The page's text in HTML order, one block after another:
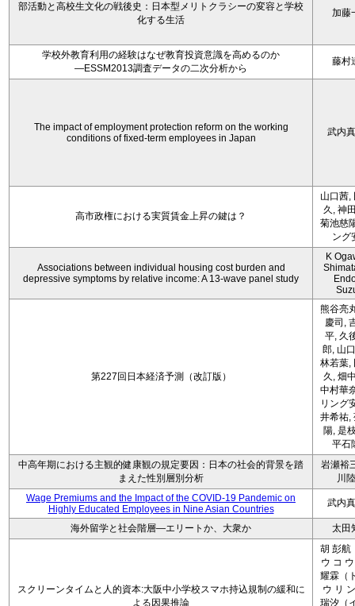
部活動と高校生文化の戦後史：日本型メリトクラシーの変容と学校
化する生活
加藤
学校外教育利用の経験はなぜ教育投資意識を高めるのか
―ESSM2013調査データの二次分析から
藤村
The impact of employment protection reform on the working
conditions of fixed-term employees in Japan
武内
高市政権における実質賃金上昇の鍵は？
山口茜,
久, 神
菊池慈
ング
Associations between individual housing cost burden and
depressive symptoms by relative income: A 13-wave panel study
K
第227回日本経済予測（改訂版）
熊谷亮
慶司,
平, 久
郎, 山
林若葉,
久, 畑
中村華
リング
井希祐,
陽, 是
平石
中高年期における主観的健康観の規定要因：日本の社会的背景を踏
まえた性別層別分析
岩瀬裕
川
Wage Premiums and the Impact of the COVID‑19 Pandemic on
Highly Educated Employees in Nine Asian Countries
武内
海外留学と社会階層―エリートか、大衆か 太田
スクリーンタイムと人的資本:大阪中小学校スマホ持込規制の緩和に
よる因果推論
胡 彭航
ウ コ
耀霖（
ウ リ
瑞汐（